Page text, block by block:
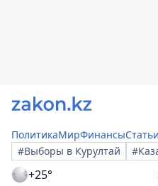
ПолитикаМирФинансыСтатьи
#Выборы в Курултай
+25°